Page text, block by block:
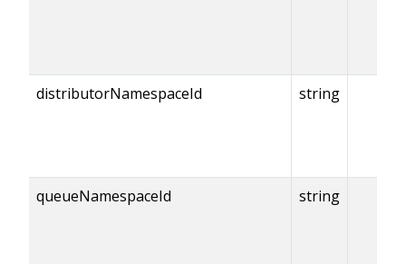
distributorNamespaceId string
queueNamespaceId string